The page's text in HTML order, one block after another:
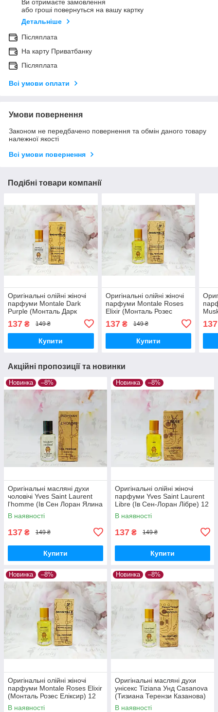
Ви отримаєте замовлення
або гроші повернуться на вашу картку
Детальніше
Післяплата
На карту Приватбанку
Післяплата
Всі умови оплати
Умови повернення
Законом не передбачено повернення та обмін даного товару
належної якості
Всі умови повернення
Подібні товари компанії
Оригінальні олійні жіночі
парфуми Montale Dark
Purple (Монталь Дарк
137 ₴ 149 ₴
Купити
Оригінальні олійні жіночі
парфуми Montale Roses
Elixir (Монталь Розес
137₴ 149 ₴
Купити
137
Акційні пропозиції та новинки
Новинка –8%
Оригінальні масляні духи
чоловічі Yves Saint Laurent
l'homme (Ів Сен Лоран Ялина
Хом) 12 мл
В наявності
137 ₴ 149 ₴
Купити
Новинка –8%
Оригінальні олійні жіночі
парфуми Yves Saint Laurent
Libre (Ів Сен-Лоран Лібре) 12
мл
В наявності
137 ₴ 149 ₴
Купити
Новинка –8%
Оригінальні олійні жіночі
парфуми Montale Roses Elixir
(Монталь Розес Еліксир) 12
мл
В наявності
Новинка –8%
Оригінальні масляні духи
унісекс Tiziana Унд Casanova
(Тизиана Терензи Казанова)
12 мл
В наявності